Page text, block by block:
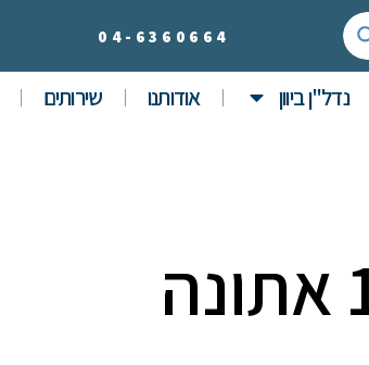
04- 6360664
נדל"ן ביוון אודותנו שירותים